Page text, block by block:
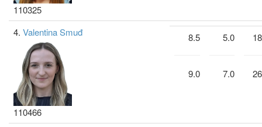
110325
4. Valentina Smuđ
110466
8.5
9.0
5.0
7.0